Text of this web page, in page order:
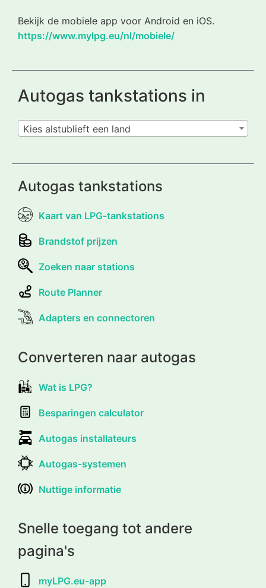
Bekijk de mobiele app voor Android en iOS.
https://www.mylpg.eu/nl/mobiele/
Autogas tankstations in
Kies alstublieft een land
Autogas tankstations
Kaart van LPG-tankstations
Brandstof prijzen
Zoeken naar stations
Route Planner
Adapters en connectoren
Converteren naar autogas
Wat is LPG?
Besparingen calculator
Autogas installateurs
Autogas-systemen
Nuttige informatie
Snelle toegang tot andere
pagina's
myLPG.eu-app